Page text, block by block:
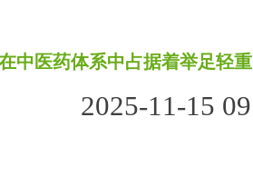
中医药体系中占据着举足轻
2025-11-15